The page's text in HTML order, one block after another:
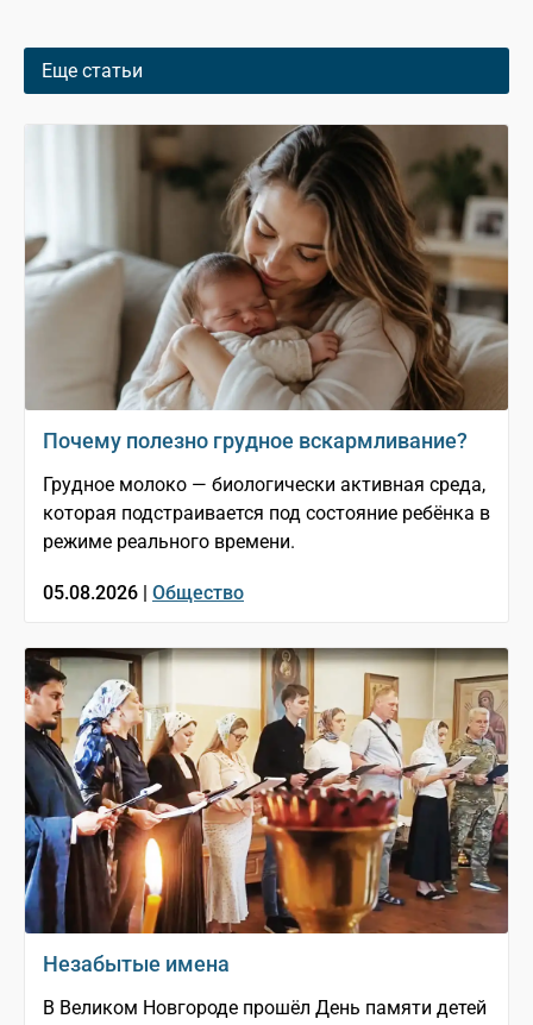
Еще статьи
Почему полезно грудное вскармливание?
Грудное молоко — биологически активная среда,
которая подстраивается под состояние ребёнка в
режиме реального времени.
05.08.2026 | Общество
Незабытые имена
В Великом Новгороде прошёл День памяти детей